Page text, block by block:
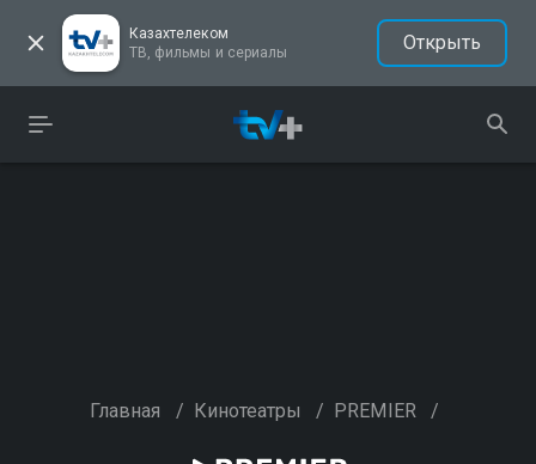
Казахтелеком
ТВ, фильмы и сериалы
Открыть
Главная / Кинотеатры / PREMIER /